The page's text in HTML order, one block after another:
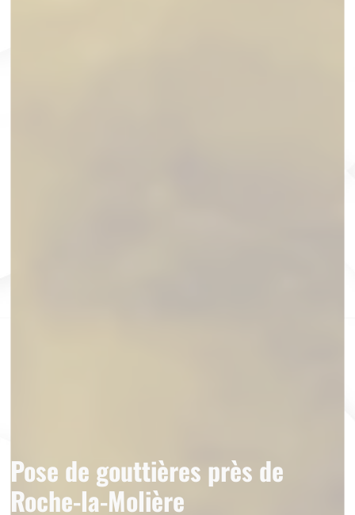
Pose de gouttières près de
Roche-la-Molière